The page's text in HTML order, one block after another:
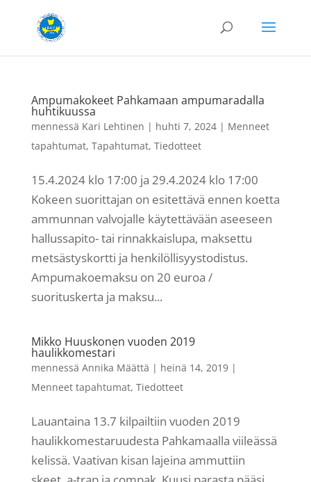
Ampumakokeet Pahkamaan ampumaradalla
huhtikuussa
mennessä Kari Lehtinen | huhti 7, 2024| Menneet
tapahtumat, Tapahtumat, Tiedotteet
15.4.2024 klo 17:00 ja 29.4.2024 klo 17:00
Kokeen suorittajan on esitettävä ennen koetta
ammunnan valvojalle käytettävään aseeseen
hallussapito- tai rinnakkaislupa, maksettu
metsästyskortti ja henkilöllisyystodistus.
Ampumakoemaksu on 20 euroa /
suorituskerta ja maksu...
Mikko Huuskonen vuoden 2019
haulikkomestari
mennessä Annika Määttä | heinä 14, 2019|
Menneet tapahtumat, Tiedotteet
Lauantaina 13.7 kilpailtiin vuoden 2019
haulikkomestaruudesta Pahkamaalla viileässä
kelissä. Vaativan kisan lajeina ammuttiin